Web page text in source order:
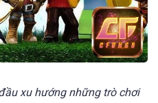
xu hướng những trò chơi